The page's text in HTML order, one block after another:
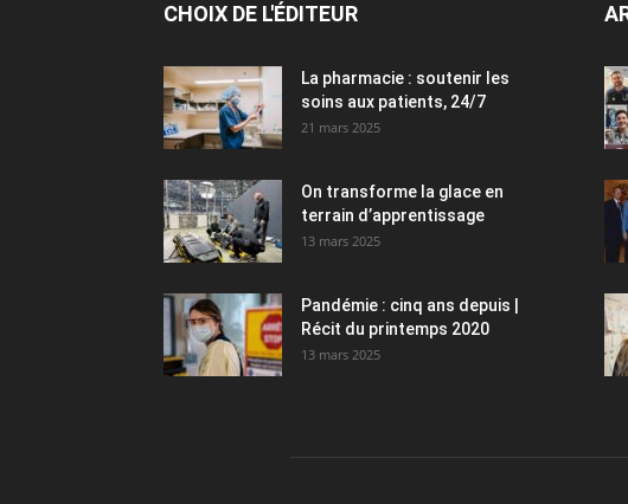
CHOIX DE L'ÉDITEUR
La pharmacie : soutenir les
soins aux patients, 24/7
21 mars 2025
On transforme la glace en
terrain d’apprentissage
13 mars 2025
Pandémie : cinq ans depuis |
Récit du printemps 2020
13 mars 2025